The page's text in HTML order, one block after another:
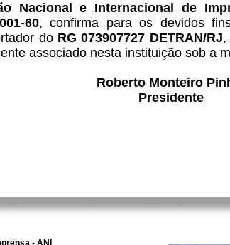
Nacional e Internacional de
60, confirma para os devidos
do RG 073907727 DETRAN/RJ,
associado nesta instituição sob a
Roberto Monteiro
Presidente
- ANI